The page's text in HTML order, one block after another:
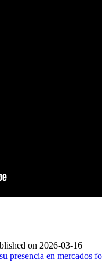
on 2026-03-16
presencia en mercados